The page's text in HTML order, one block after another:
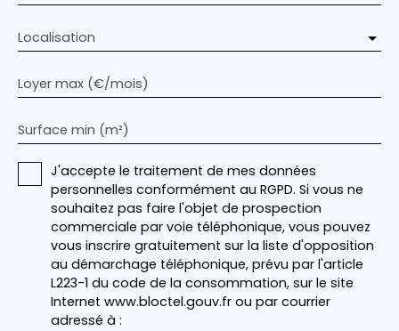
Localisation
Loyer max (€/mois)
Surface min (m²)
J'accepte le traitement de mes données
personnelles conformément au RGPD. Si vous ne
souhaitez pas faire l'objet de prospection
commerciale par voie téléphonique, vous pouvez
vous inscrire gratuitement sur la liste d'opposition
au démarchage téléphonique, prévu par l'article
L223-1 du code de la consommation, sur le site
Internet www.bloctel.gouv.fr ou par courrier
adressé à :